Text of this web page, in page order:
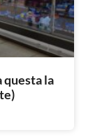
questa la